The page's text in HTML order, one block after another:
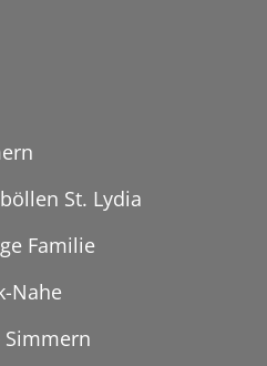
St. Lydia
Familie
Nahe